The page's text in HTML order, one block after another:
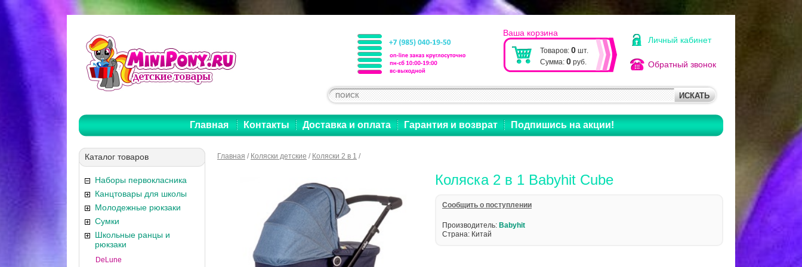
Личный кабинет
Обратный звонок
Ваша корзина
Товаров: 0 шт.
Сумма: 0 руб.
Главная Контакты Доставка и оплата Гарантия и возврат Подпишись на акции!
Каталог товаров
Наборы первокласника
Канцтовары для школы
Молодежные рюкзаки
Сумки
Школьные ранцы и
рюкзаки
DeLune
Главная / Коляски детские / Коляски 2 в 1 /
Коляска 2 в 1 Babyhit Cube
Cообщить о поступлении
Производитель: Babyhit
Страна: Китай